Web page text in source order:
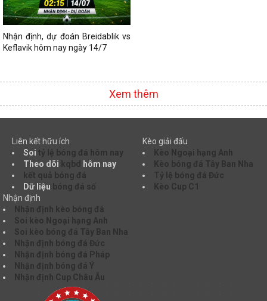
Nhận định, dự đoán Breidablik vs
Keflavik hôm nay ngày 14/7
Xem thêm
Liên kết hữu ích
Soi tỷ lệ bóng đá hôm nay
Theo dõi kqbd hôm nay
kết quả bóng đá
Dữ liệu bóng đá số
Kèo giải đấu
Kèo Ngoại hạng Anh
Kèo bóng đá Tây Ban Nha
Tỷ lệ bóng đá Đức
Kèo Cup C1
Nhận định
Nhận định kèo bóng đá
Soi kèo Ngoại hạng Anh
Soi kèo bóng đá Tây Ban Nha
Nhận định bóng đá Đức
Nhận định bóng đá Pháp
Nhận định bóng đá Ý
Nhận định Cup Châu Âu